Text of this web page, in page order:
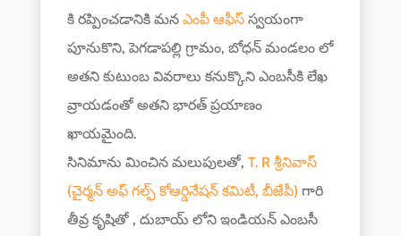
కి రప్పించడానికి మనఎంపీ ఆఫీస్స్వయంగా
పూనుకొని, పెగడాపల్లి గ్రామం, బోధన్ మండలం లో
అతని కుటుంబ వివరాలు కనుక్కొని ఎంబసీకి లేఖ
వ్రాయడంతో అతని భారత్ ప్రయాణం
ఖాయమైంది.
సినిమాను మించిన మలుపులతో, T. R శ్రీనివాస్
(చైర్మన్ అఫ్ గల్ఫ్ కోఆర్డినేషన్ కమిటీ, బీజేపీ) గారి
తీవ్ర కృషితో , దుబాయ్ లోని ఇండియన్ ఎంబసీ